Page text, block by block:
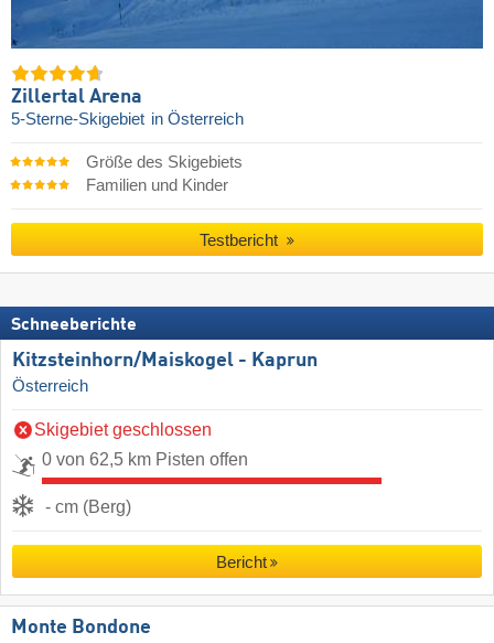
Zillertal Arena
5-Sterne-Skigebiet in Österreich
Größe des Skigebiets
Familien und Kinder
Testbericht
Schneeberichte
Kitzsteinhorn/​Maiskogel - Kaprun
Österreich
Skigebiet geschlossen
0 von 62,5 km Pisten offen
- cm (Berg)
Bericht
Monte Bondone